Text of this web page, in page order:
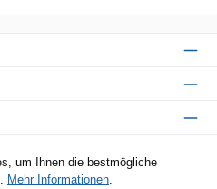
um Ihnen die bestmögliche
Mehr Informationen